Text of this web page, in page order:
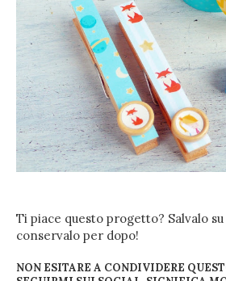
Ti piace questo progetto? Salvalo su
conservalo per dopo!
NON ESITARE A CONDIVIDERE